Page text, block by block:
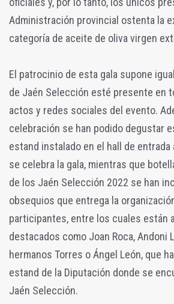
Administración provincial ostenta la
categoría de aceite de oliva virgen
El patrocinio de esta gala supone
de Jaén Selección esté presente en
actos y redes sociales del evento.
celebración se han podido degustar
estand instalado en el hall de
se celebra la gala, mientras que
de los Jaén Selección 2022 se han
obsequios que entrega la
participantes, entre los cuales están
destacados como Joan Roca, Andoni
hermanos Torres o Ángel León, que
estand de la Diputación donde se
Jaén Selección.